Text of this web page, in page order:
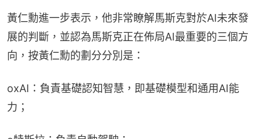
黃仁勳進一步表示，他非常瞭解馬斯克對於AI未來發
展的判斷，並認為馬斯克正在佈局AI最重要的三個方
向，按黃仁勳的劃分分別是：
oxAI：負責基礎認知智慧，即基礎模型和通用AI能
力；